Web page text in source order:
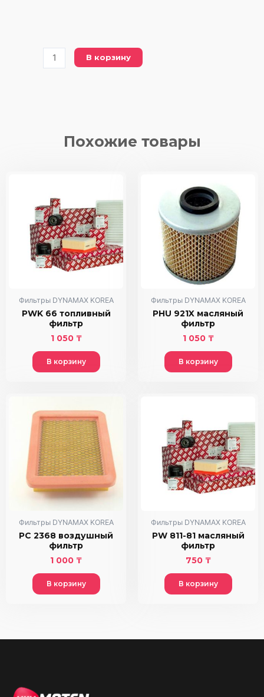
Количество
товара
В корзину
Похожие товары
Фильтры DYNAMAX KOREA
PWK 66 топливный
фильтр
1 050 ₸
В корзину
Фильтры DYNAMAX KOREA
PHU 921X масляный
фильтр
1 050 ₸
В корзину
Фильтры DYNAMAX KOREA
PC 2368 воздушный
фильтр
1 000 ₸
В корзину
Фильтры DYNAMAX KOREA
PW 811-81 масляный
фильтр
750 ₸
В корзину